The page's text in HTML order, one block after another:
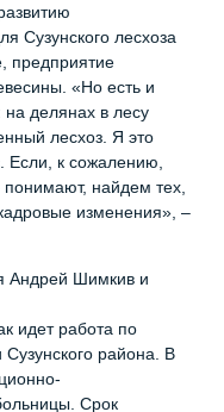
Сузунского лесхоза
предприятие
«Но есть и
на делянах в лесу
лесхоз. Я это
Если, к сожалению,
понимают, найдем тех,
изменения», –
Андрей Шимкив и
идет работа по
района. В
Срок